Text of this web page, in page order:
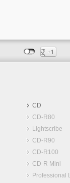
CD
CD-R80
Lightscribe
CD-R90
CD-R100
CD-R Mini
Professional